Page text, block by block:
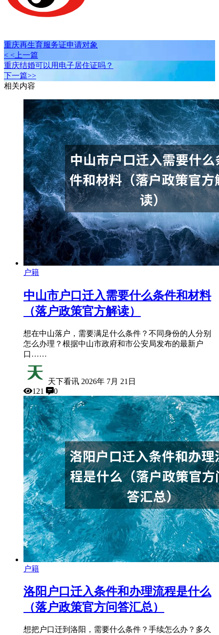
重庆再生育服务证申请对象
< <上一篇
重庆结婚可以用电子居住证吗？
下一篇>>
相关内容
户籍
中山市户口迁入需要什么条件和材料
（落户政策官方解读）
想在中山落户，需要满足什么条件？不同身份的人分别
怎么办理？根据中山市政府和市公安局发布的最新户
口……
天下看讯 2026年 7月 21日
121
0
户籍
洛阳户口迁入条件和办理流程是什么
（落户政策官方问答汇总）
想把户口迁到洛阳，需要什么条件？手续怎么办？多久